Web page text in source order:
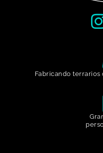
Fabricando terrarios